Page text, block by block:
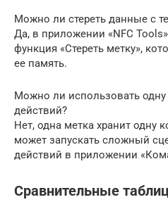
Можно ли стереть данные с
Да, в приложении «NFC
функция «Стереть метку»,
ее память.
Можно ли использовать
действий?
Нет, одна метка хранит одну
может запускать сложный
действий в приложении
Сравнительные